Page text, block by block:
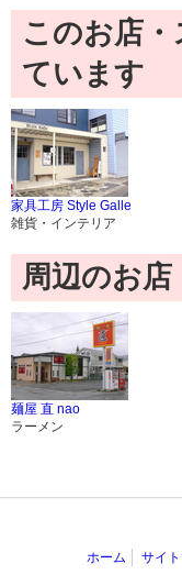
このお店
ています
家具工房 Style Galle
雑貨・インテリア
周辺のお店
麺屋 直 nao
ラーメン
ホーム サイ